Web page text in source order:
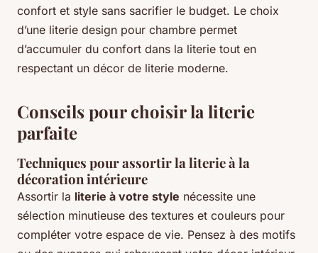
confort et style sans sacrifier le budget. Le choix
d’une literie design pour chambre permet
d’accumuler du confort dans la literie tout en
respectant un décor de literie moderne.
Conseils pour choisir la literie
parfaite
Techniques pour assortir la literie à la
décoration intérieure
Assortir la literie à votre style nécessite une
sélection minutieuse des textures et couleurs pour
compléter votre espace de vie. Pensez à des motifs